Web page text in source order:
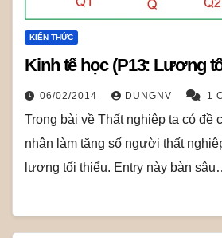
KIẾN THỨC
Kinh tế học (P13: Lương
06/02/2014 DUNGNV 1
Trong bài về Thất nghiệp ta có đề
nhân làm tăng số người thất
lương tối thiểu. Entry này bàn